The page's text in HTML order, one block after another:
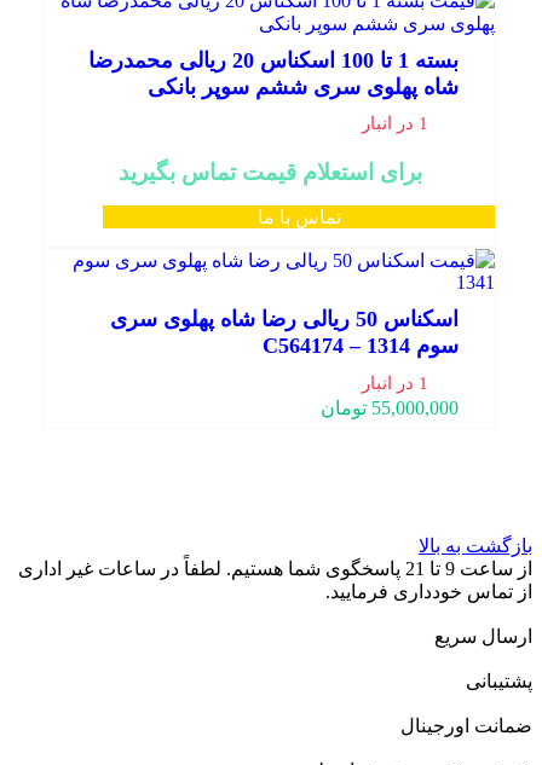
270,000,000 تومان
بود.
199,900,000 تومان.
1 در انبار
بسته 1 تا 100 اسکناس 20 ریالی محمدرضا
شاه پهلوی سری ششم سوپر بانکی
برای استعلام قیمت تماس بگیرید
تماس با ما
1 در انبار
اسکناس 50 ریالی رضا شاه پهلوی سری
سوم 1314 – C564174
55,000,000 تومان
بازگشت به بالا
از ساعت 9 تا 21 پاسخگوی شما هستیم. لطفاً در ساعات غیر اداری
از تماس خودداری فرمایید.
ارسال سریع
پشتیبانی
ضمانت اورجینال